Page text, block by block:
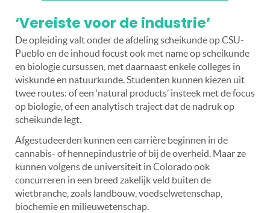
‘Vereiste voor de industrie’
De opleiding valt onder de afdeling scheikunde op CSU-
Pueblo en de inhoud focust ook met name op scheikunde
en biologie cursussen, met daarnaast enkele colleges in
wiskunde en natuurkunde. Studenten kunnen kiezen uit
twee routes: of een ‘natural products’ insteek met de focus
op biologie, of een analytisch traject dat de nadruk op
scheikunde legt.
Afgestudeerden kunnen een carrière beginnen in de
cannabis- of hennepindustrie of bij de overheid. Maar ze
kunnen volgens de universiteit in Colorado ook
concurreren in een breed zakelijk veld buiten de
wietbranche, zoals landbouw, voedselwetenschap,
biochemie en milieuwetenschap.